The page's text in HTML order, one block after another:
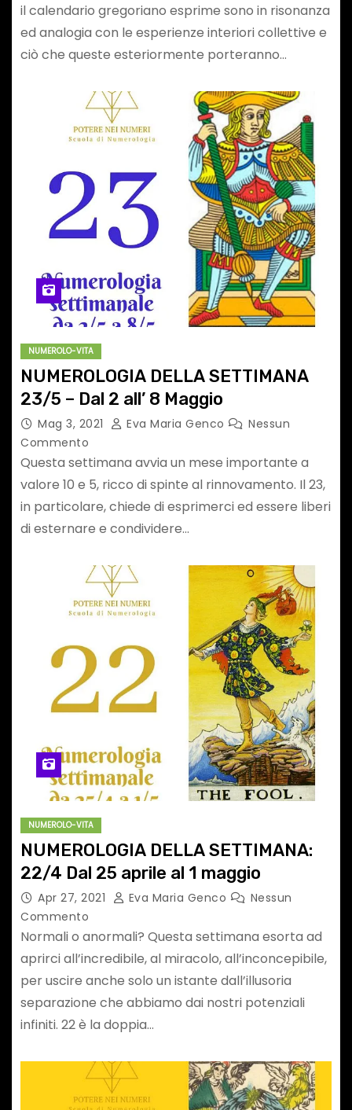
il calendario gregoriano esprime sono in risonanza
ed analogia con le esperienze interiori collettive e
ciò che queste esteriormente porteranno…
NUMEROLO-VITA
NUMEROLOGIA DELLA SETTIMANA
23/5 – Dal 2 all’ 8 Maggio
Mag 3, 2021 Eva Maria Genco
Nessun
Commento
Questa settimana avvia un mese importante a
valore 10 e 5, ricco di spinte al rinnovamento. Il 23,
in particolare, chiede di esprimerci ed essere liberi
di esternare e condividere…
NUMEROLO-VITA
NUMEROLOGIA DELLA SETTIMANA:
22/4 Dal 25 aprile al 1 maggio
Apr 27, 2021 Eva Maria Genco
Nessun
Commento
Normali o anormali? Questa settimana esorta ad
aprirci all’incredibile, al miracolo, all’inconcepibile,
per uscire anche solo un istante dall’illusoria
separazione che abbiamo dai nostri potenziali
infiniti. 22 è la doppia…